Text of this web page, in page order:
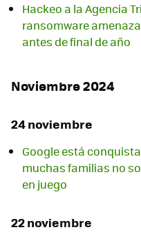
Hackeo a la Agencia
ransomware
antes de final de año
Noviembre 2024
24 noviembre
Google está
muchas familias no
en juego
22 noviembre